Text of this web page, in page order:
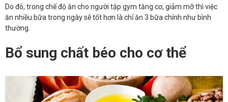
Do đó, trong chế độ ăn cho người tập gym tăng cơ, giảm mỡ thì việc
ăn nhiều bữa trong ngày sẽ tốt hơn là chỉ ăn 3 bữa chính như bình
thường.
Bổ sung chất béo cho cơ thể